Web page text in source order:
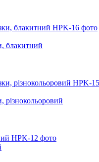
блакитний
різнокольоровий